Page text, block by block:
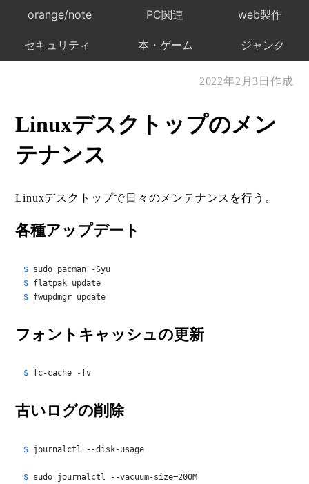
orange/note PC関連 web製作
セキュリティ 本・ゲーム ジャンク
2022年2月3日作成
Linuxデスクトップのメン
テナンス
Linuxデスクトップで日々のメンテナンスを行う。
各種アップデート
$ sudo pacman -Syu
$ flatpak update
$ fwupdmgr update
フォントキャッシュの更新
$ fc-cache -fv
古いログの削除
$ journalctl --disk-usage
$ sudo journalctl --vacuum-size=200M